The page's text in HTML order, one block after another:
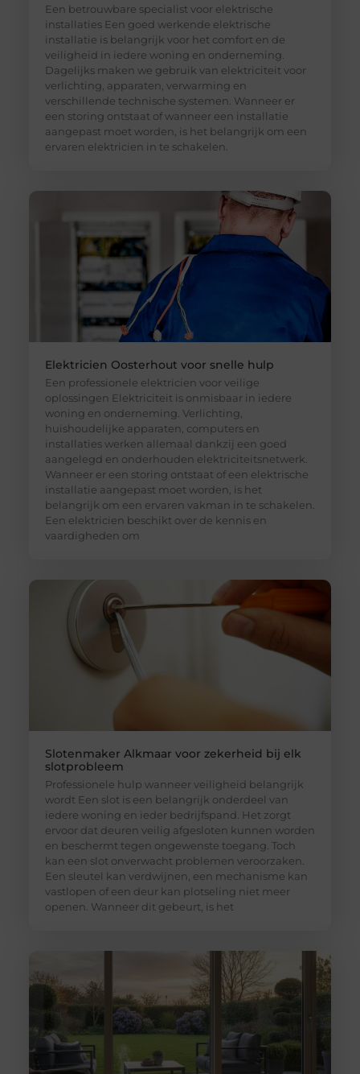
Een betrouwbare specialist voor elektrische
installaties Een goed werkende elektrische
installatie is belangrijk voor het comfort en de
veiligheid in iedere woning en onderneming.
Dagelijks maken we gebruik van elektriciteit voor
verlichting, apparaten, verwarming en
verschillende technische systemen. Wanneer er
een storing ontstaat of wanneer een installatie
aangepast moet worden, is het belangrijk om een
ervaren elektricien in te schakelen.
Elektricien Oosterhout voor snelle hulp
Een professionele elektricien voor veilige
oplossingen Elektriciteit is onmisbaar in iedere
woning en onderneming. Verlichting,
huishoudelijke apparaten, computers en
installaties werken allemaal dankzij een goed
aangelegd en onderhouden elektriciteitsnetwerk.
Wanneer er een storing ontstaat of een elektrische
installatie aangepast moet worden, is het
belangrijk om een ervaren vakman in te schakelen.
Een elektricien beschikt over de kennis en
vaardigheden om
Slotenmaker Alkmaar voor zekerheid bij elk
slotprobleem
Professionele hulp wanneer veiligheid belangrijk
wordt Een slot is een belangrijk onderdeel van
iedere woning en ieder bedrijfspand. Het zorgt
ervoor dat deuren veilig afgesloten kunnen worden
en beschermt tegen ongewenste toegang. Toch
kan een slot onverwacht problemen veroorzaken.
Een sleutel kan verdwijnen, een mechanisme kan
vastlopen of een deur kan plotseling niet meer
openen. Wanneer dit gebeurt, is het